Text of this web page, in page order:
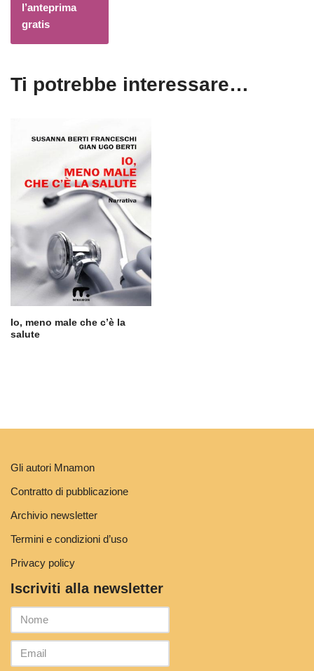
l’anteprima
gratis
Ti potrebbe interessare…
Io, meno male che c’è la
salute
Gli autori Mnamon
Contratto di pubblicazione
Archivio newsletter
Termini e condizioni d’uso
Privacy policy
Iscriviti alla newsletter